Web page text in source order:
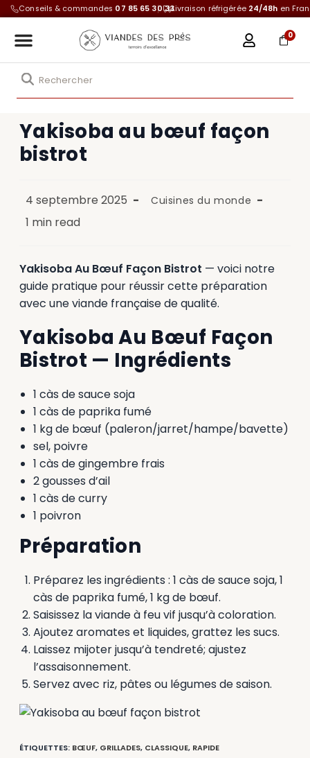
Conseils & commandes 07 85 65 30 33Livraison réfrigérée 24/48h en
0
Yakisoba au bœuf façon
bistrot
4 septembre 2025 Cuisines du monde
1 min read
Yakisoba Au Bœuf Façon Bistrot — voici notre
guide pratique pour réussir cette préparation
avec une viande française de qualité.
Yakisoba Au Bœuf Façon
Bistrot — Ingrédients
1 càs de sauce soja
1 càs de paprika fumé
1 kg de bœuf (paleron/jarret/hampe/bavette)
sel, poivre
1 càs de gingembre frais
2 gousses d’ail
1 càs de curry
1 poivron
Préparation
Préparez les ingrédients : 1 càs de sauce soja, 1
càs de paprika fumé, 1 kg de bœuf.
Saisissez la viande à feu vif jusqu’à coloration.
Ajoutez aromates et liquides, grattez les sucs.
Laissez mijoter jusqu’à tendreté; ajustez
l’assaisonnement.
Servez avec riz, pâtes ou légumes de saison.
ÉTIQUETTES: BŒUF, GRILLADES, CLASSIQUE, RAPIDE